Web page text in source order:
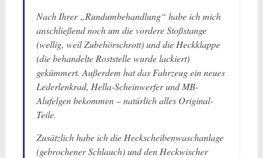
Nach Ihrer „Rundumbehandlung“ habe ich mich
anschließend noch um die vordere Stoßstange
(wellig, weil Zubehörschrott) und die Heckklappe
(die behandelte Roststelle wurde lackiert)
gekümmert. Außerdem hat das Fahrzeug ein neues
Lederlenkrad, Hella-Scheinwerfer und MB-
Alufelgen bekommen – natürlich alles Original-
Teile.
Zusätzlich habe ich die Heckscheibenwaschanlage
(gebrochener Schlauch) und den Heckwischer